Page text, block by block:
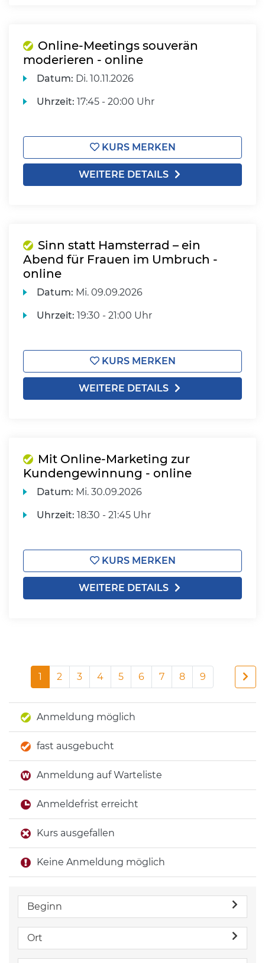
Online-Meetings souverän
moderieren - online
Datum: Di. 10.11.2026
Uhrzeit: 17:45 - 20:00 Uhr
KURS MERKEN
WEITERE DETAILS
Sinn statt Hamsterrad – ein
Abend für Frauen im Umbruch -
online
Datum: Mi. 09.09.2026
Uhrzeit: 19:30 - 21:00 Uhr
KURS MERKEN
WEITERE DETAILS
Mit Online-Marketing zur
Kundengewinnung - online
Datum: Mi. 30.09.2026
Uhrzeit: 18:30 - 21:45 Uhr
KURS MERKEN
WEITERE DETAILS
1 2 3 4 5 6 7 8 9
Anmeldung möglich
fast ausgebucht
Anmeldung auf Warteliste
Anmeldefrist erreicht
Kurs ausgefallen
Keine Anmeldung möglich
Beginn
Ort